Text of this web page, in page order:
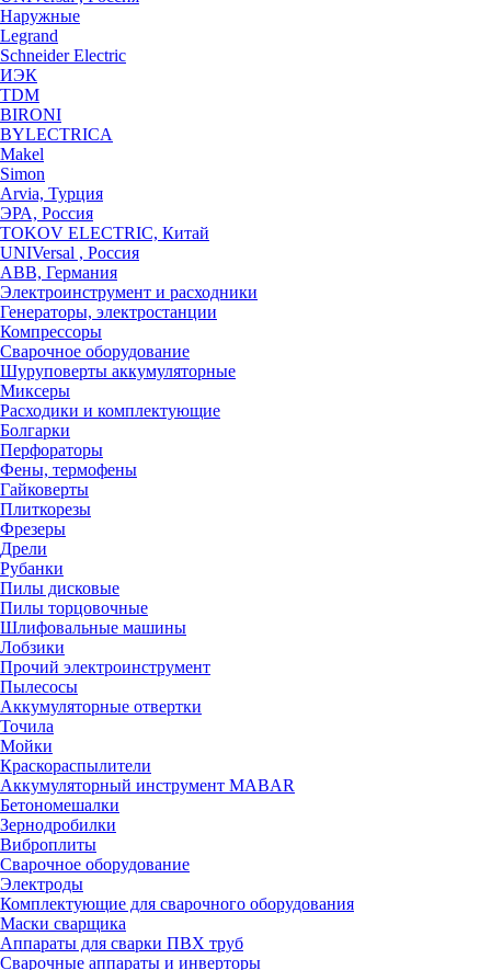
Наружные
Legrand
Schneider Electric
ИЭК
TDM
BIRONI
BYLECTRICA
Makel
Simon
Arvia, Турция
ЭРА, Россия
TOKOV ELECTRIC, Китай
UNIVersal , Россия
ABB, Германия
Электроинструмент и расходники
Генераторы, электростанции
Компрессоры
Сварочное оборудование
Шуруповерты аккумуляторные
Миксеры
Расходики и комплектующие
Болгарки
Перфораторы
Фены, термофены
Гайковерты
Плиткорезы
Фрезеры
Дрели
Рубанки
Пилы дисковые
Пилы торцовочные
Шлифовальные машины
Лобзики
Прочий электроинструмент
Пылесосы
Аккумуляторные отвертки
Точила
Мойки
Краскораспылители
Аккумуляторный инструмент MABAR
Бетономешалки
Зернодробилки
Виброплиты
Сварочное оборудование
Электроды
Комплектующие для сварочного оборудования
Маски сварщика
Аппараты для сварки ПВХ труб
Сварочные аппараты и инверторы